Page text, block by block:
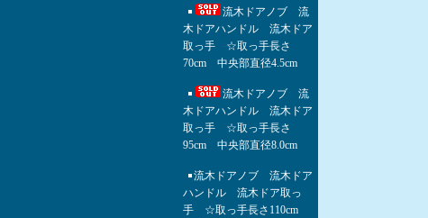
流木ドアノブ 流
木ドアハンドル 流木ドア
取っ手 ☆取っ手長さ
70cm 中央部直径4.5cm
流木ドアノブ 流
木ドアハンドル 流木ドア
取っ手 ☆取っ手長さ
95cm 中央部直径8.0cm
流木ドアノブ 流木ドア
ハンドル 流木ドア取っ
手 ☆取っ手長さ110cm